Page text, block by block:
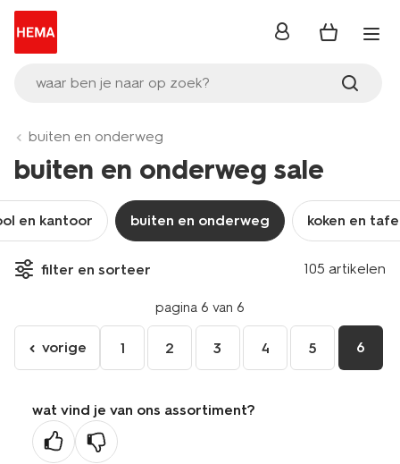
waar ben je naar op zoek?
inloggen
buiten en onderweg
buiten en onderweg sale
en kantoor buiten en onderweg koken en
filter en sorteer 105 artikelen
pagina 6 van 6
ga
naar
vorige
pagina
vorige 1 2 3 4 5 6
wat vind je van ons assortiment?